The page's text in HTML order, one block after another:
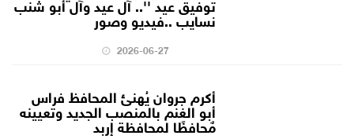
نسايب ..فيديو وصور
2026-06-27
أكرم جروان يُهنئ المحافظ فراس
أبو الغنم بالمنصب الجديد وتعيينه
مٌحافظًا لمحافظة إربد